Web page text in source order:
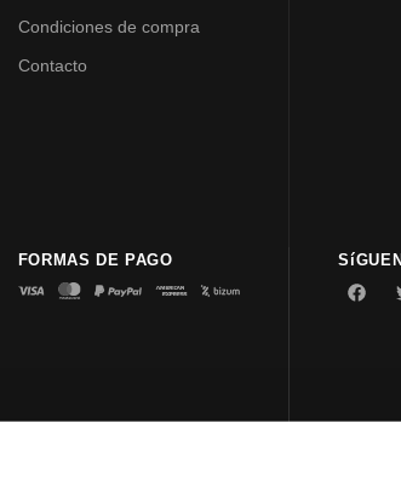
Condiciones de compra
Contacto
FORMAS DE PAGO